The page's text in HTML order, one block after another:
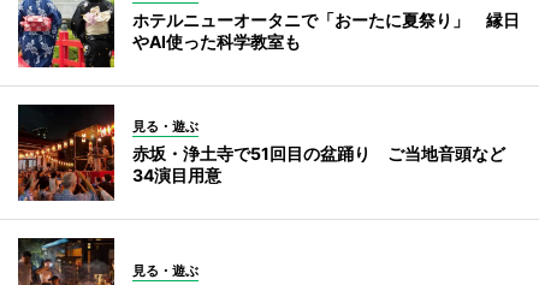
ホテルニューオータニで「おーたに夏祭り」 縁日
やAI使った科学教室も
見る・遊ぶ
赤坂・浄土寺で51回目の盆踊り ご当地音頭など
34演目用意
見る・遊ぶ